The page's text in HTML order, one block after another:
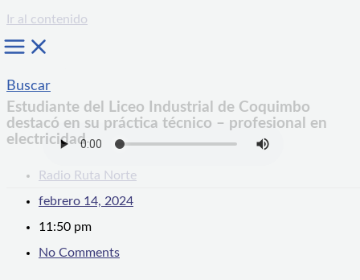
Ir al contenido
Buscar
Estudiante del Liceo Industrial de Coquimbo
destacó en su práctica técnico – profesional en
electricidad
Radio Ruta Norte
febrero 14, 2024
11:50 pm
No Comments